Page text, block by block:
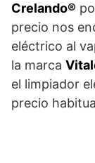
Crelando®
precio nos
eléctrico al
la marca
el limpiador
precio